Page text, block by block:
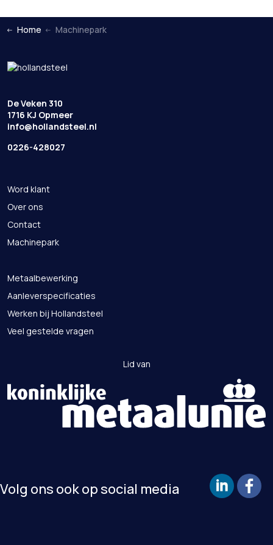
Home Machinepark
De Veken 310
1716 KJ Opmeer
info@hollandsteel.nl
0226-428027
Word klant
Over ons
Contact
Machinepark
Metaalbewerking
Aanleverspecificaties
Werken bij Hollandsteel
Veel gestelde vragen
Lid van
Volg ons ook op social media